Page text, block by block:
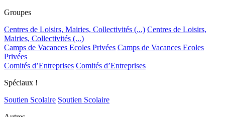
Groupes
Centres de Loisirs, Mairies, Collectivités (...) Centres de Loisirs,
Mairies, Collectivités (...)
Camps de Vacances Ecoles Privées Camps de Vacances Ecoles
Privées
Comités d’Entreprises Comités d’Entreprises
Spéciaux !
Soutien Scolaire Soutien Scolaire